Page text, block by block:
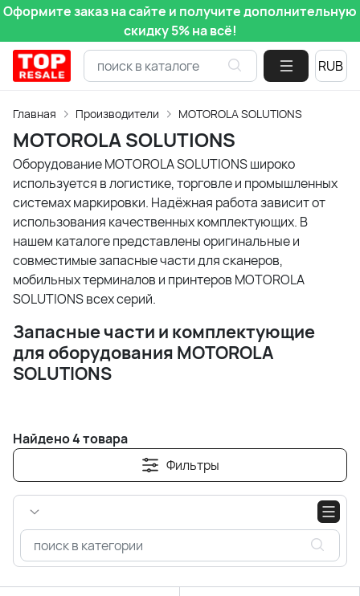
Оформите заказ на сайте и получите дополнительную
скидку 5% на всё!
Главная Производители MOTOROLA SOLUTIONS
MOTOROLA SOLUTIONS
Оборудование MOTOROLA SOLUTIONS широко
используется в логистике, торговле и промышленных
системах маркировки. Надёжная работа зависит от
использования качественных комплектующих. В
нашем каталоге представлены оригинальные и
совместимые запасные части для сканеров,
мобильных терминалов и принтеров MOTOROLA
SOLUTIONS всех серий.
Запасные части и комплектующие
для оборудования MOTOROLA
SOLUTIONS
Найдено 4 товара
Фильтры